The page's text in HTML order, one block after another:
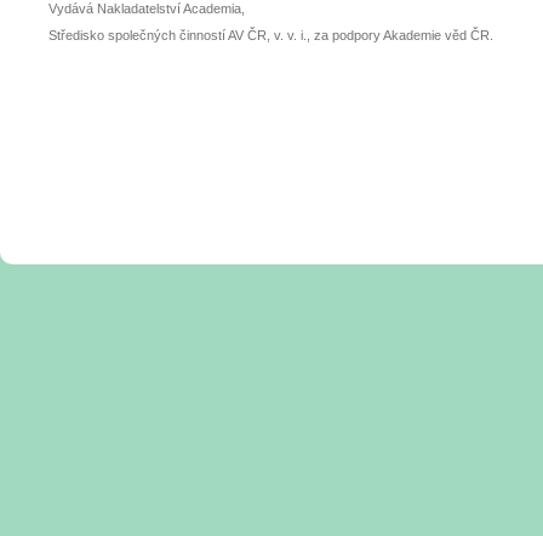
Vydává Nakladatelství Academia,
Středisko společných činností AV ČR, v. v. i., za podpory Akademie věd ČR.